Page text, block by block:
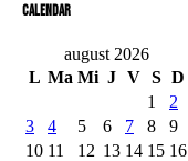
Calendar
august 2026
L Ma Mi J V S D
1
2
3
4 5 6 7 8
9
10 11 12 13 14 15 16